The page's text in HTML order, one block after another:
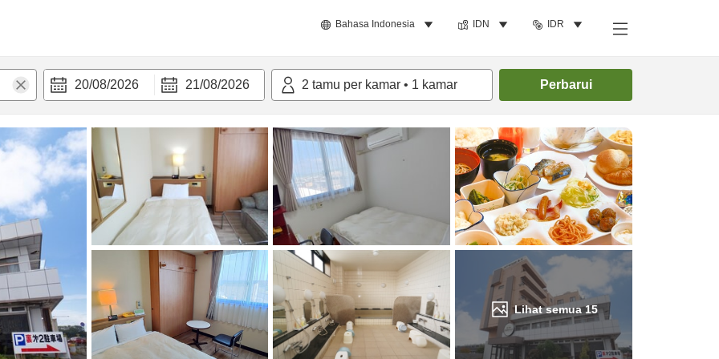
Bahasa Indonesia IDN IDR
20/08/2026 21/08/2026 2 tamu per kamar • 1 kamar Perbarui
Lihat semua15
Cari kamar